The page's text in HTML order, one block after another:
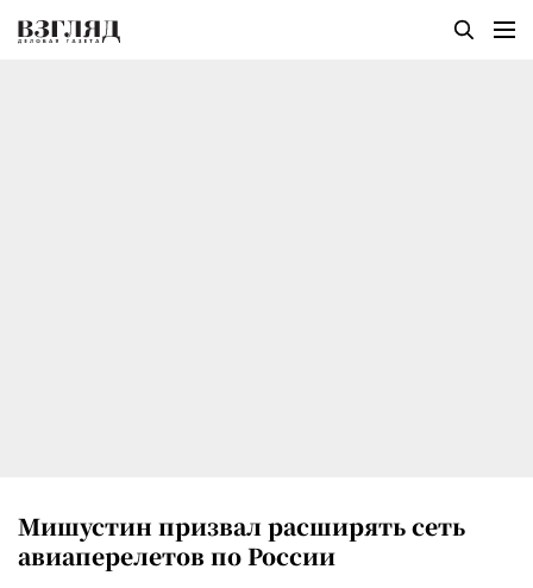
Мишустин призвал расширять сеть
авиаперелетов по России